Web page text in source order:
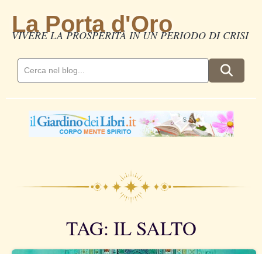
La Porta d'Oro
VIVERE LA PROSPERITÀ IN UN PERIODO DI CRISI
TAG: IL SALTO